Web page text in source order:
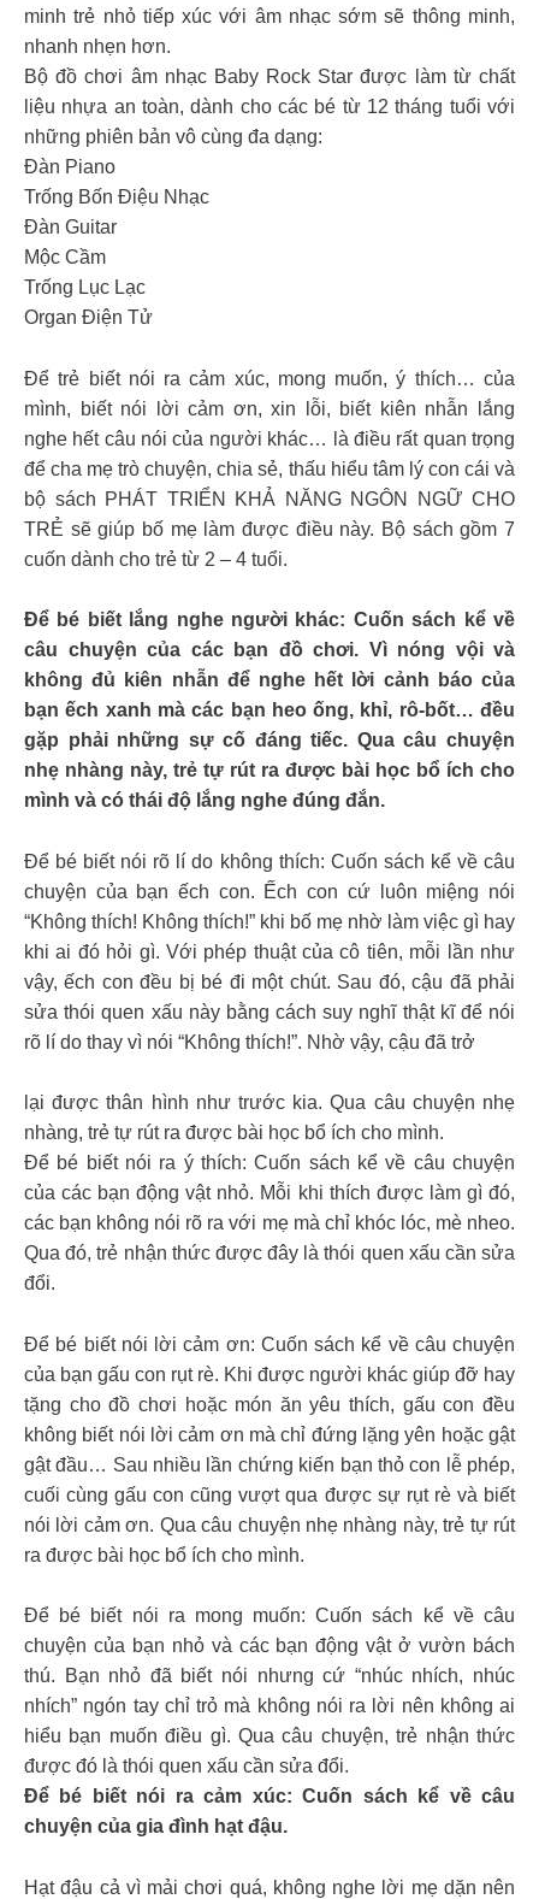
minh trẻ nhỏ tiếp xúc với âm nhạc sớm sẽ thông minh,
nhanh nhẹn hơn.
Bộ đồ chơi âm nhạc Baby Rock Star được làm từ chất
liệu nhựa an toàn, dành cho các bé từ 12 tháng tuổi với
những phiên bản vô cùng đa dạng:
Đàn Piano
Trống Bốn Điệu Nhạc
Đàn Guitar
Mộc Cầm
Trống Lục Lạc
Organ Điện Tử
Để trẻ biết nói ra cảm xúc, mong muốn, ý thích… của
mình, biết nói lời cảm ơn, xin lỗi, biết kiên nhẫn lắng
nghe hết câu nói của người khác… là điều rất quan trọng
để cha mẹ trò chuyện, chia sẻ, thấu hiểu tâm lý con cái và
bộ sách PHÁT TRIỂN KHẢ NĂNG NGÔN NGỮ CHO
TRẺ sẽ giúp bố mẹ làm được điều này. Bộ sách gồm 7
cuốn dành cho trẻ từ 2 – 4 tuổi.
Để bé biết lắng nghe người khác: Cuốn sách kể về
câu chuyện của các bạn đồ chơi. Vì nóng vội và
không đủ kiên nhẫn để nghe hết lời cảnh báo của
bạn ếch xanh mà các bạn heo ống, khỉ, rô-bốt… đều
gặp phải những sự cố đáng tiếc. Qua câu chuyện
nhẹ nhàng này, trẻ tự rút ra được bài học bổ ích cho
mình và có thái độ lắng nghe đúng đắn.
Để bé biết nói rõ lí do không thích: Cuốn sách kể về câu
chuyện của bạn ếch con. Ếch con cứ luôn miệng nói
“Không thích! Không thích!” khi bố mẹ nhờ làm việc gì hay
khi ai đó hỏi gì. Với phép thuật của cô tiên, mỗi lần như
vậy, ếch con đều bị bé đi một chút. Sau đó, cậu đã phải
sửa thói quen xấu này bằng cách suy nghĩ thật kĩ để nói
rõ lí do thay vì nói “Không thích!”. Nhờ vậy, cậu đã trở
lại được thân hình như trước kia. Qua câu chuyện nhẹ
nhàng, trẻ tự rút ra được bài học bổ ích cho mình.
Để bé biết nói ra ý thích: Cuốn sách kể về câu chuyện
của các bạn động vật nhỏ. Mỗi khi thích được làm gì đó,
các bạn không nói rõ ra với mẹ mà chỉ khóc lóc, mè nheo.
Qua đó, trẻ nhận thức được đây là thói quen xấu cần sửa
đổi.
Để bé biết nói lời cảm ơn: Cuốn sách kể về câu chuyện
của bạn gấu con rụt rè. Khi được người khác giúp đỡ hay
tặng cho đồ chơi hoặc món ăn yêu thích, gấu con đều
không biết nói lời cảm ơn mà chỉ đứng lặng yên hoặc gật
gật đầu… Sau nhiều lần chứng kiến bạn thỏ con lễ phép,
cuối cùng gấu con cũng vượt qua được sự rụt rè và biết
nói lời cảm ơn. Qua câu chuyện nhẹ nhàng này, trẻ tự rút
ra được bài học bổ ích cho mình.
Để bé biết nói ra mong muốn: Cuốn sách kể về câu
chuyện của bạn nhỏ và các bạn động vật ở vườn bách
thú. Bạn nhỏ đã biết nói nhưng cứ “nhúc nhích, nhúc
nhích” ngón tay chỉ trỏ mà không nói ra lời nên không ai
hiểu bạn muốn điều gì. Qua câu chuyện, trẻ nhận thức
được đó là thói quen xấu cần sửa đổi.
Để bé biết nói ra cảm xúc: Cuốn sách kể về câu
chuyện của gia đình hạt đậu.
Hạt đậu cả vì mải chơi quá, không nghe lời mẹ dặn nên